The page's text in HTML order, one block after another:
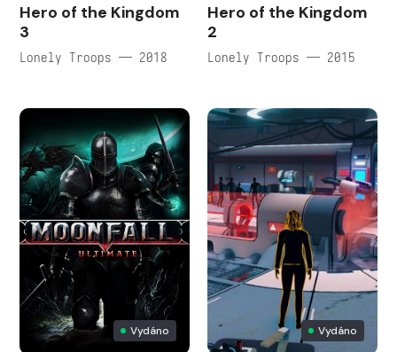
Hero of the Kingdom
3
Lonely Troops — 2018
Hero of the Kingdom
2
Lonely Troops — 2015
Vydáno Vydáno